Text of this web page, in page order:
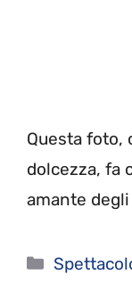
Questa foto,
dolcezza, fa
amante
Categorie